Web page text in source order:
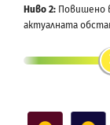
Ниво 2: Повишено
актуалната